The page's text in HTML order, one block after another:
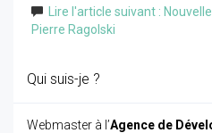
Lire l'article suivant :
Pierre Ragolski
Qui suis-je ?
Webmaster à l’Agence de